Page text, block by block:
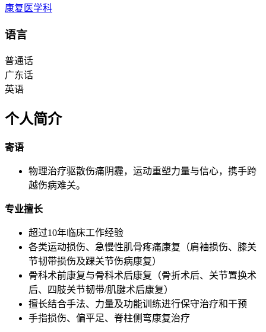
康复医学科
语言
普通话
广东话
英语
个人简介
寄语
物理治疗驱散伤痛阴霾，运动重塑力量与信心，携手跨
越伤病难关。
专业擅长
超过10年临床工作经验
各类运动损伤、急慢性肌骨疼痛康复（肩袖损伤、膝关
节韧带损伤及踝关节伤病康复）
骨科术前康复与骨科术后康复（骨折术后、关节置换术
后、四肢关节韧带/肌腱术后康复）
擅长结合手法、力量及功能训练进行保守治疗和干预
手指损伤、偏平足、脊柱侧弯康复治疗